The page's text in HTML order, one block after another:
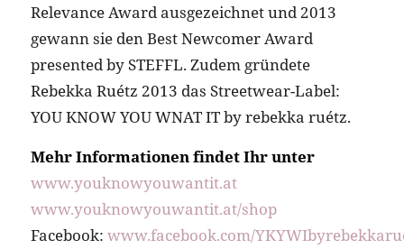
Relevance Award ausgezeichnet und 2013
gewann sie den Best Newcomer Award
presented by STEFFL. Zudem gründete
Rebekka Ruétz 2013 das Streetwear-Label:
YOU KNOW YOU WNAT IT by rebekka ruétz.
Mehr Informationen findet Ihr unter
www.youknowyouwantit.at
www.youknowyouwantit.at/shop
Facebook: www.facebook.com/